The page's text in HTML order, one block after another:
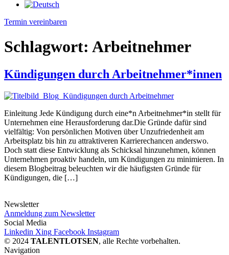
Termin vereinbaren
Schlagwort: Arbeitnehmer
Kündigungen durch Arbeitnehmer*innen
Einleitung Jede Kündigung durch eine*n Arbeitnehmer*in stellt für
Unternehmen eine Herausforderung dar.Die Gründe dafür sind
vielfältig: Von persönlichen Motiven über Unzufriedenheit am
Arbeitsplatz bis hin zu attraktiveren Karrierechancen anderswo.
Doch statt diese Entwicklung als Schicksal hinzunehmen, können
Unternehmen proaktiv handeln, um Kündigungen zu minimieren. In
diesem Blogbeitrag beleuchten wir die häufigsten Gründe für
Kündigungen, die […]
Newsletter
Anmeldung zum Newsletter
Social Media
Linkedin Xing Facebook Instagram
© 2024 TALENTLOTSEN, alle Rechte vorbehalten.
Navigation